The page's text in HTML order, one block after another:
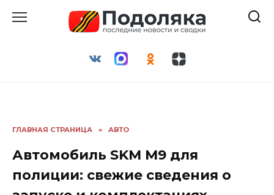
ГЛАВНАЯ СТРАНИЦА » АВТО
Автомобиль SKM M9 для
полиции: свежие сведения о